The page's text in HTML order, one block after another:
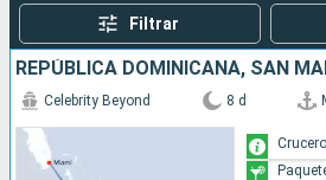
Filtrar
Celebrity Beyond 8 d